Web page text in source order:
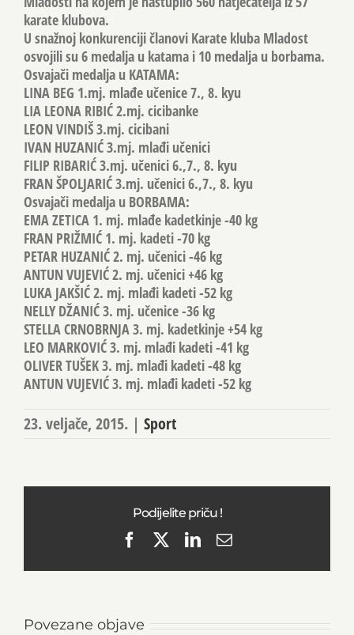
karate klubova.
U snažnoj konkurenciji članovi Karate kluba Mladost
osvojili su 6 medalja u katama i 10 medalja u borbama.
Osvajači medalja u KATAMA:
LINA BEG 1.mj. mlađe učenice 7., 8. kyu
LIA LEONA RIBIĆ 2.mj. cicibanke
LEON VINDIŠ 3.mj. cicibani
IVAN HUZANIĆ 3.mj. mlađi učenici
FILIP RIBARIĆ 3.mj. učenici 6.,7., 8. kyu
FRAN ŠPOLJARIĆ 3.mj. učenici 6.,7., 8. kyu
Osvajači medalja u BORBAMA:
EMA ZETICA 1. mj. mlađe kadetkinje -40 kg
FRAN PRIŽMIĆ 1. mj. kadeti -70 kg
PETAR HUZANIĆ 2. mj. učenici -46 kg
ANTUN VUJEVIĆ 2. mj. učenici +46 kg
LUKA JAKŠIĆ 2. mj. mlađi kadeti -52 kg
NELLY DŽANIĆ 3. mj. učenice -36 kg
STELLA CRNOBRNJA 3. mj. kadetkinje +54 kg
LEO MARKOVIĆ 3. mj. mlađi kadeti -41 kg
OLIVER TUŠEK 3. mj. mlađi kadeti -48 kg
ANTUN VUJEVIĆ 3. mj. mlađi kadeti -52 kg
23. veljače, 2015. | Sport
Podijelite priču !
FacebookLinkedIn
Email
Povezane objave